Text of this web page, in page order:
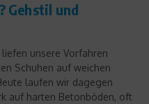
Gehstil und
unsere Vorfahren
Schuhen auf weichen
laufen wir dagegen
auf harten Betonböden, oft